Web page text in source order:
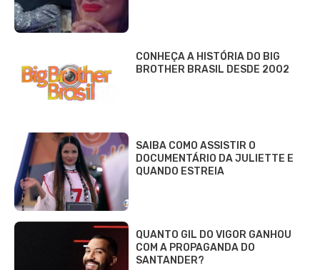
CONHEÇA A HISTÓRIA DO BIG
BROTHER BRASIL DESDE 2002
SAIBA COMO ASSISTIR O
DOCUMENTÁRIO DA JULIETTE E
QUANDO ESTREIA
QUANTO GIL DO VIGOR GANHOU
COM A PROPAGANDA DO
SANTANDER?